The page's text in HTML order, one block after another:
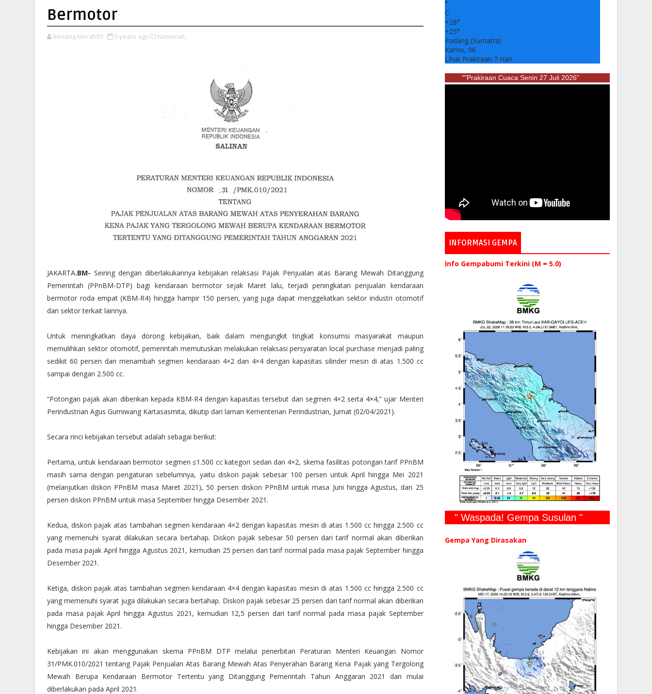
Bermotor
Benang Merah01 5 years ago Nasional,
JAKARTA.BM- Seiring dengan diberlakukannya kebijakan relaksasi Pajak Penjualan atas Barang Mewah Ditanggung
Pemerintah (PPnBM-DTP) bagi kendaraan bermotor sejak Maret lalu, terjadi peningkatan penjualan kendaraan
bermotor roda empat (KBM-R4) hingga hampir 150 persen, yang juga dapat menggeliatkan sektor industri otomotif
dan sektor terkait lainnya.
Untuk meningkatkan daya dorong kebijakan, baik dalam mengungkit tingkat konsumsi masyarakat maupun
memulihkan sektor otomotif, pemerintah memutuskan melakukan relaksasi persyaratan local purchase menjadi paling
sedikit 60 persen dan menambah segmen kendaraan 4×2 dan 4×4 dengan kapasitas silinder mesin di atas 1.500 cc
sampai dengan 2.500 cc.
“Potongan pajak akan diberikan kepada KBM-R4 dengan kapasitas tersebut dan segmen 4×2 serta 4×4,” ujar Menteri
Perindustrian Agus Gumiwang Kartasasmita, dikutip dari laman Kementerian Perindustrian, Jumat (02/04/2021).
Secara rinci kebijakan tersebut adalah sebagai berikut:
Pertama, untuk kendaraan bermotor segmen ≤1.500 cc kategori sedan dan 4×2, skema fasilitas potongan tarif PPnBM
masih sama dengan pengaturan sebelumnya, yaitu diskon pajak sebesar 100 persen untuk April hingga Mei 2021
(melanjutkan diskon PPnBM masa Maret 2021), 50 persen diskon PPnBM untuk masa Juni hingga Agustus, dan 25
persen diskon PPnBM untuk masa September hingga Desember 2021.
Kedua, diskon pajak atas tambahan segmen kendaraan 4×2 dengan kapasitas mesin di atas 1.500 cc hingga 2.500 cc
yang memenuhi syarat dilakukan secara bertahap. Diskon pajak sebesar 50 persen dari tarif normal akan diberikan
pada masa pajak April hingga Agustus 2021, kemudian 25 persen dari tarif normal pada masa pajak September hingga
Desember 2021.
Ketiga, diskon pajak atas tambahan segmen kendaraan 4×4 dengan kapasitas mesin di atas 1.500 cc hingga 2.500 cc
yang memenuhi syarat juga dilakukan secara bertahap. Diskon pajak sebesar 25 persen dari tarif normal akan diberikan
pada masa pajak April hingga Agustus 2021, kemudian 12,5 persen dari tarif normal pada masa pajak September
hingga Desember 2021.
Kebijakan ini akan menggunakan skema PPnBM DTP melalui penerbitan Peraturan Menteri Keuangan Nomor
31/PMK.010/2021 tentang Pajak Penjualan Atas Barang Mewah Atas Penyerahan Barang Kena Pajak yang Tergolong
Mewah Berupa Kendaraan Bermotor Tertentu yang Ditanggung Pemerintah Tahun Anggaran 2021 dan mulai
diberlakukan pada April 2021.
°
C
+28°
+25°
Padang (Sumatra)
Kamis, 06
Lihat Prakiraan 7 Hari
""Prakiraan Cuaca Senin 27 Juli 2026"
INFORMASI GEMPA
Info Gempabumi Terkini (M = 5.0)
" Waspada! Gempa Susulan "
Gempa Yang Dirasakan